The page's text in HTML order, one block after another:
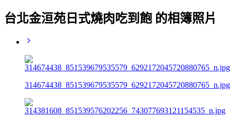
台北金洹苑日式燒肉吃到飽 的相簿照片
314674438_851539679535579_6292172045720880765_n.jpg